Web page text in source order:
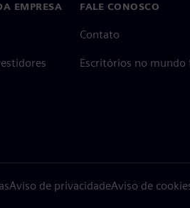
EMPRESA FALE CONOSCO
Contato
Escritórios no mundo
Aviso de privacidadeAviso de